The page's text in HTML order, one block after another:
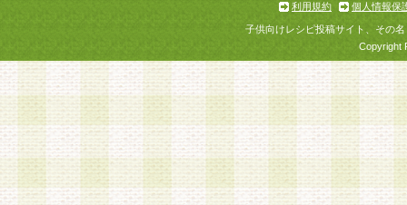
利用規約
個人情報保
子供向けレシピ投稿サイト、その
Copyright